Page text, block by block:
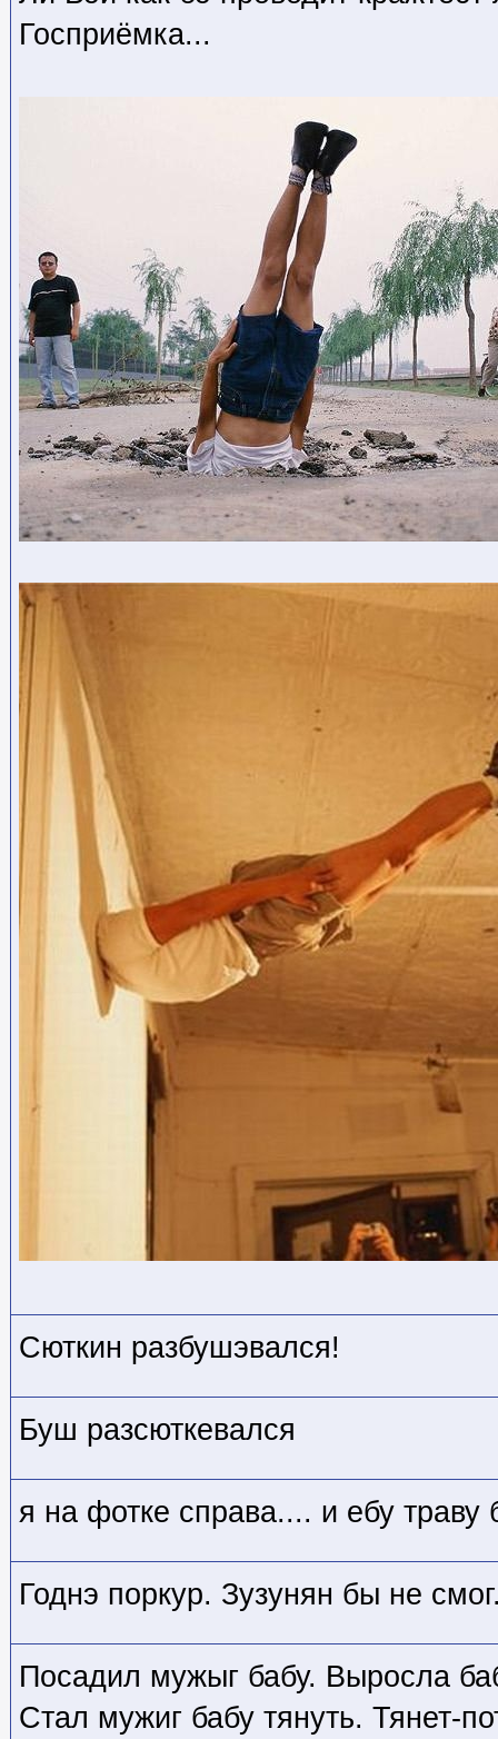
Госприёмка...
Сюткин разбушэвался!
Буш разсюткевался
я на фотке справа.... и ебу траву
Годнэ поркур. Зузунян бы не
Посадил мужыг бабу. Выросла
Стал мужиг бабу тянуть. Тянет-